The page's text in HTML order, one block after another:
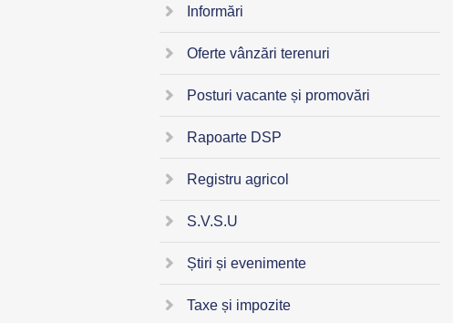
Informări
Oferte vânzări terenuri
Posturi vacante și promovări
Rapoarte DSP
Registru agricol
S.V.S.U
Știri și evenimente
Taxe și impozite